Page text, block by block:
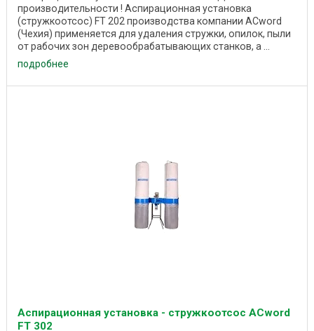
производительности ! Аспирационная установка
(стружкоотсос) FT 202 производства компании ACword
(Чехия) применяется для удаления стружки, опилок, пыли
от рабочих зон деревообрабатывающих станков, а ...
подробнее
Аспирационная установка - стружкоотсос ACword
FT 302